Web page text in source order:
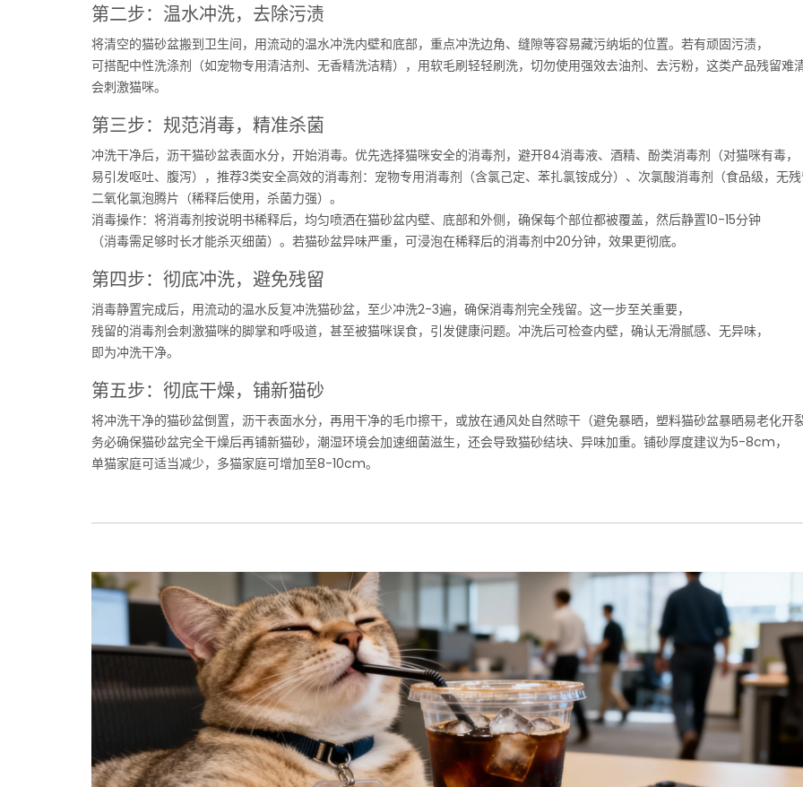
第二步：温水冲洗，去除污渍
将清空的猫砂盆搬到卫生间，用流动的温水冲洗内壁和底部，重点冲洗边角、缝隙等容易藏污纳垢的位置。若有顽固污渍，
可搭配中性洗涤剂（如宠物专用清洁剂、无香精洗洁精），用软毛刷轻轻刷洗，切勿使用强效去油剂、去污粉，这类产品残留难
会刺激猫咪。
第三步：规范消毒，精准杀菌
冲洗干净后，沥干猫砂盆表面水分，开始消毒。优先选择猫咪安全的消毒剂，避开84消毒液、酒精、酚类消毒剂（对猫咪有毒，
易引发呕吐、腹泻），推荐3类安全高效的消毒剂：宠物专用消毒剂（含氯己定、苯扎氯铵成分）、次氯酸消毒剂（食品级，无
二氧化氯泡腾片（稀释后使用，杀菌力强）。
消毒操作：将消毒剂按说明书稀释后，均匀喷洒在猫砂盆内壁、底部和外侧，确保每个部位都被覆盖，然后静置10-15分钟
（消毒需足够时长才能杀灭细菌）。若猫砂盆异味严重，可浸泡在稀释后的消毒剂中20分钟，效果更彻底。
第四步：彻底冲洗，避免残留
消毒静置完成后，用流动的温水反复冲洗猫砂盆，至少冲洗2-3遍，确保消毒剂完全残留。这一步至关重要，
残留的消毒剂会刺激猫咪的脚掌和呼吸道，甚至被猫咪误食，引发健康问题。冲洗后可检查内壁，确认无滑腻感、无异味，
即为冲洗干净。
第五步：彻底干燥，铺新猫砂
将冲洗干净的猫砂盆倒置，沥干表面水分，再用干净的毛巾擦干，或放在通风处自然晾干（避免暴晒，塑料猫砂盆暴晒易老化开
务必确保猫砂盆完全干燥后再铺新猫砂，潮湿环境会加速细菌滋生，还会导致猫砂结块、异味加重。铺砂厚度建议为5-8cm，
单猫家庭可适当减少，多猫家庭可增加至8-10cm。